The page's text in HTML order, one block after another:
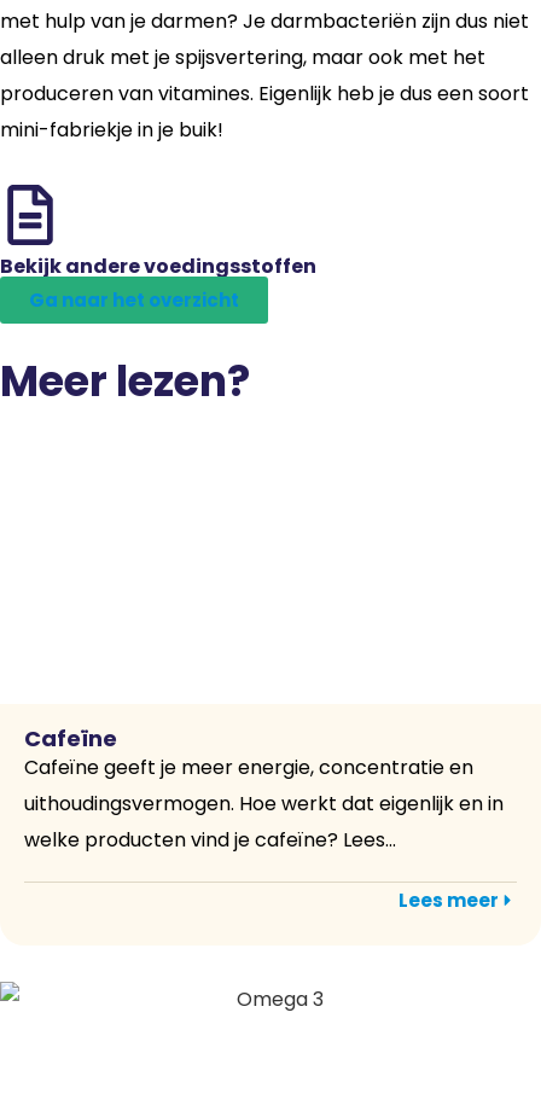
met hulp van je darmen? Je darmbacteriën zijn dus niet
alleen druk met je spijsvertering, maar ook met het
produceren van vitamines. Eigenlijk heb je dus een soort
mini-fabriekje in je buik!
Bekijk andere voedingsstoffen
Ga naar het overzicht
Meer lezen?
Cafeïne
Cafeïne geeft je meer energie, concentratie en
uithoudingsvermogen. Hoe werkt dat eigenlijk en in
welke producten vind je cafeïne? Lees...
Lees meer